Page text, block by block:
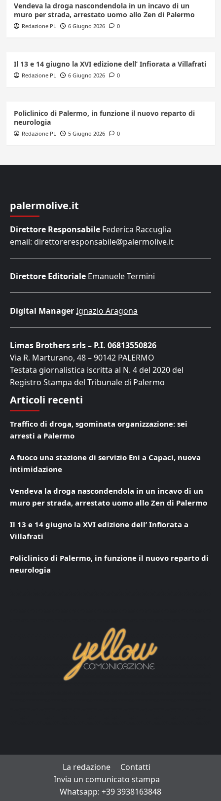
Vendeva la droga nascondendola in un incavo di un
muro per strada, arrestato uomo allo Zen di Palermo
Redazione PL 6 Giugno 2026 0
Il 13 e 14 giugno la XVI edizione dell’ Infiorata a Villafrati
Redazione PL 6 Giugno 2026 0
Policlinico di Palermo, in funzione il nuovo reparto di
neurologia
Redazione PL 5 Giugno 2026 0
palermolive.it
Direttore Responsabile Federica Raccuglia
email: direttoreresponsabile@palermolive.it
Direttore Editoriale Emanuele Termini
Digital ManagerIgnazio Aragona
Limas Brothers srls – P.I. 06813550826
Via R. Marturano, 48 – 90142 PALERMO
Testata giornalistica iscritta al N. 4 del 2020 del
Registro Stampa del Tribunale di Palermo
Articoli recenti
Traffico di droga, sgominata organizzazione: sei
arresti a Palermo
A fuoco una stazione di servizio Eni a Capaci, nuova
intimidazione
Vendeva la droga nascondendola in un incavo di un
muro per strada, arrestato uomo allo Zen di Palermo
Il 13 e 14 giugno la XVI edizione dell’ Infiorata a
Villafrati
Policlinico di Palermo, in funzione il nuovo reparto di
neurologia
La redazione
Contatti
Invia un comunicato stampa
Whatsapp: +39 3938163848